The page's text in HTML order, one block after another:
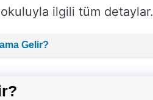
ilgili tüm detaylar.
Gelir?